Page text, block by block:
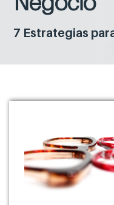
7 Estrategias